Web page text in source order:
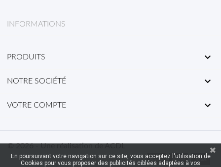
INFORMATIONS
PRODUITS 
NOTRE SOCIÉTÉ 
VOTRE COMPTE 
© 2026 - Une réalisation de ACDL
En poursuivant votre navigation sur ce site, vous acceptez l'utilisation de
Cookies pour vous proposer des publicités ciblées adaptées à vos